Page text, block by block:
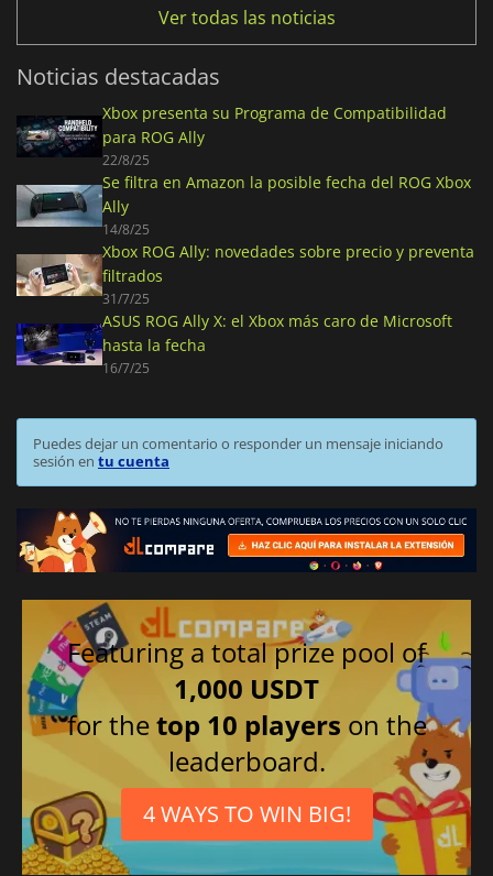
Ver todas las noticias
Noticias destacadas
Xbox presenta su Programa de Compatibilidad
para ROG Ally
22/8/25
Se filtra en Amazon la posible fecha del ROG Xbox
Ally
14/8/25
Xbox ROG Ally: novedades sobre precio y preventa
filtrados
31/7/25
ASUS ROG Ally X: el Xbox más caro de Microsoft
hasta la fecha
16/7/25
Puedes dejar un comentario o responder un mensaje iniciando
sesión en tu cuenta
Featuring a total prize pool of
1,000 USDT
for thetop 10 players on the
leaderboard.
4 WAYS TO WIN BIG!